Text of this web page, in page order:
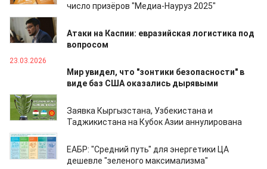
число призёров "Медиа-Науруз 2025"
24.03.2026
Атаки на Каспии: евразийская логистика под
вопросом
23.03.2026
Мир увидел, что "зонтики безопасности" в
виде баз США оказались дырявыми
23.03.2026
Заявка Кыргызстана, Узбекистана и
Таджикистана на Кубок Азии аннулирована
21.03.2026
ЕАБР: "Средний путь" для энергетики ЦА
дешевле "зеленого максимализма"